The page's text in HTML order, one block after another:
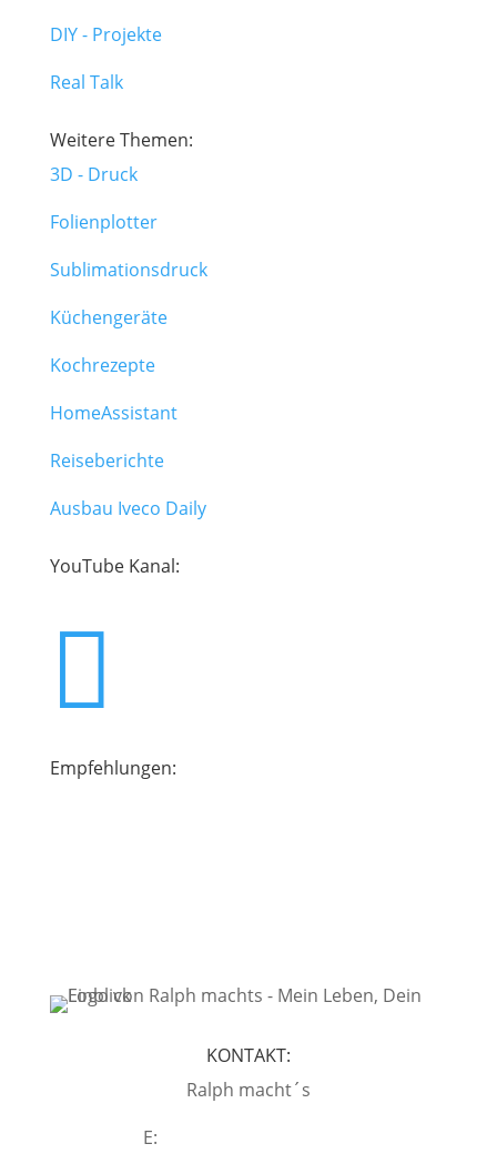
DIY - Projekte
Real Talk
Weitere Themen:
3D - Druck
Folienplotter
Sublimationsdruck
Küchengeräte
Kochrezepte
HomeAssistant
Reiseberichte
Ausbau Iveco Daily
YouTube Kanal:

Empfehlungen:
KONTAKT:
Ralph macht´s
E: